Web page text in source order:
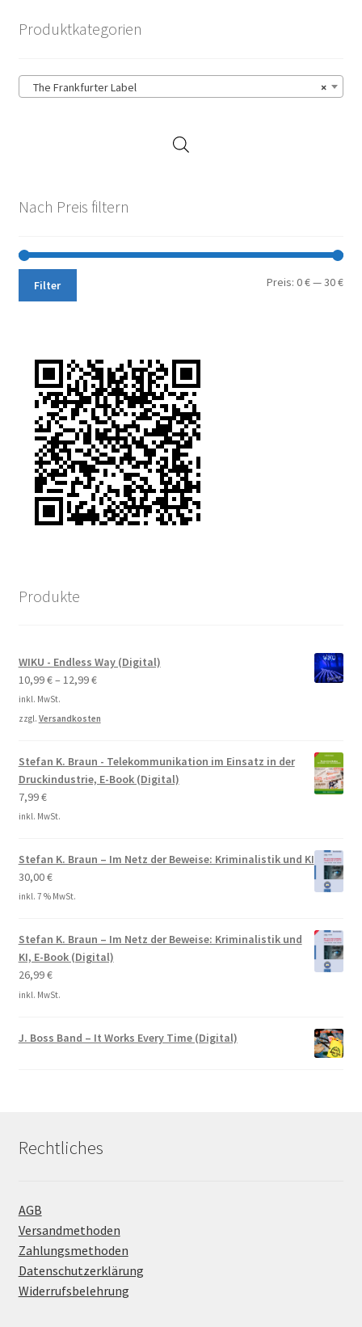
Produktkategorien
×
The Frankfurter Label
Nach Preis filtern
Min.
Filter Preis:0 €—30 €
Produkte
WIKU - Endless Way (Digital)
10,99€– 12,99€
inkl. MwSt.
zzgl. Versandkosten
Stefan K. Braun - Telekommunikation im Einsatz in der
Druckindustrie, E-Book (Digital)
7,99€
inkl. MwSt.
Stefan K. Braun – Im Netz der Beweise: Kriminalistik und KI
30,00€
inkl. 7 % MwSt.
Stefan K. Braun – Im Netz der Beweise: Kriminalistik und
KI, E-Book (Digital)
26,99€
inkl. MwSt.
J. Boss Band – It Works Every Time (Digital)
Rechtliches
AGB
Versandmethoden
Zahlungsmethoden
Datenschutzerklärung
Widerrufsbelehrung